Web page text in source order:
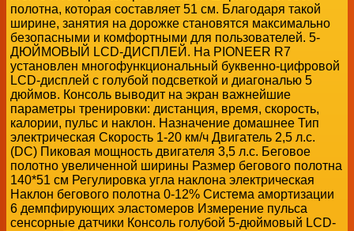
полотна, которая составляет 51 см. Благодаря такой
ширине, занятия на дорожке становятся максимально
безопасными и комфортными для пользователей. 5-
ДЮЙМОВЫЙ LCD-ДИСПЛЕЙ. На PIONEER R7
установлен многофункциональный буквенно-цифровой
LCD-дисплей с голубой подсветкой и диагональю 5
дюймов. Консоль выводит на экран важнейшие
параметры тренировки: дистанция, время, скорость,
калории, пульс и наклон. Назначение домашнее Тип
электрическая Скорость 1-20 км/ч Двигатель 2,5 л.с.
(DC) Пиковая мощность двигателя 3,5 л.с. Беговое
полотно увеличенной ширины Размер бегового полотна
140*51 см Регулировка угла наклона электрическая
Наклон бегового полотна 0-12% Система амортизации
6 демпфирующих эластомеров Измерение пульса
сенсорные датчики Консоль голубой 5-дюймовый LCD-